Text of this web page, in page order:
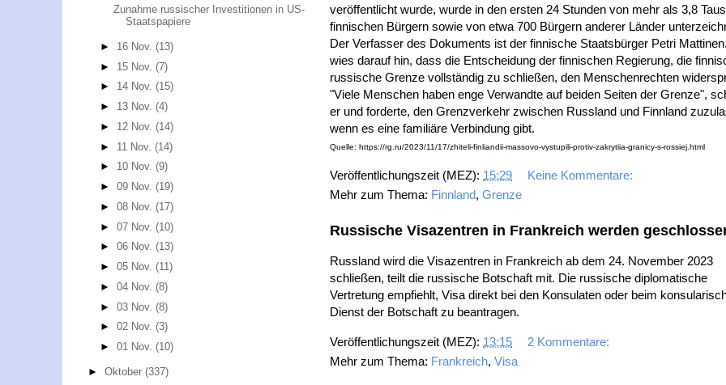
veröffentlicht wurde, wurde in den ersten 24 Stunden von mehr als 3,8
finnischen Bürgern sowie von etwa 700 Bürgern anderer Länder
Der Verfasser des Dokuments ist der finnische Staatsbürger Petri
wies darauf hin, dass die Entscheidung der finnischen Regierung, die
russische Grenze vollständig zu schließen, den Menschenrechten
"Viele Menschen haben enge Verwandte auf beiden Seiten der Grenze",
er und forderte, den Grenzverkehr zwischen Russland und Finnland
wenn es eine familiäre Verbindung gibt.
Quelle: https://rg.ru/2023/11/17/zhiteli-finliandii-massovo-vystupili-protiv-zakrytiia-granicy-s-rossiej.html
Veröffentlichungszeit (MEZ): 15:29
Keine Kommentare:
Mehr zum Thema: Finnland, Grenze
Russische Visazentren in Frankreich werden
Russland wird die Visazentren in Frankreich ab dem 24. November 2023
schließen, teilt die russische Botschaft mit. Die russische diplomatische
Vertretung empfiehlt, Visa direkt bei den Konsulaten oder beim
Dienst der Botschaft zu beantragen.
Veröffentlichungszeit (MEZ): 13:15
2 Kommentare:
Mehr zum Thema: Frankreich, Visa
Zunahme russischer Investitionen in US-
Staatspapiere
► 16 Nov.(13)
► 15 Nov.(7)
► 14 Nov.(15)
► 13 Nov.(4)
► 12 Nov.(14)
► 11 Nov.(14)
► 10 Nov.(9)
►09 Nov.(19)
►08 Nov.(17)
►07 Nov.(10)
►06 Nov.(13)
►05 Nov.(11)
►04 Nov.(8)
►03 Nov.(8)
►02 Nov.(3)
►01 Nov.(10)
► Oktober (337)